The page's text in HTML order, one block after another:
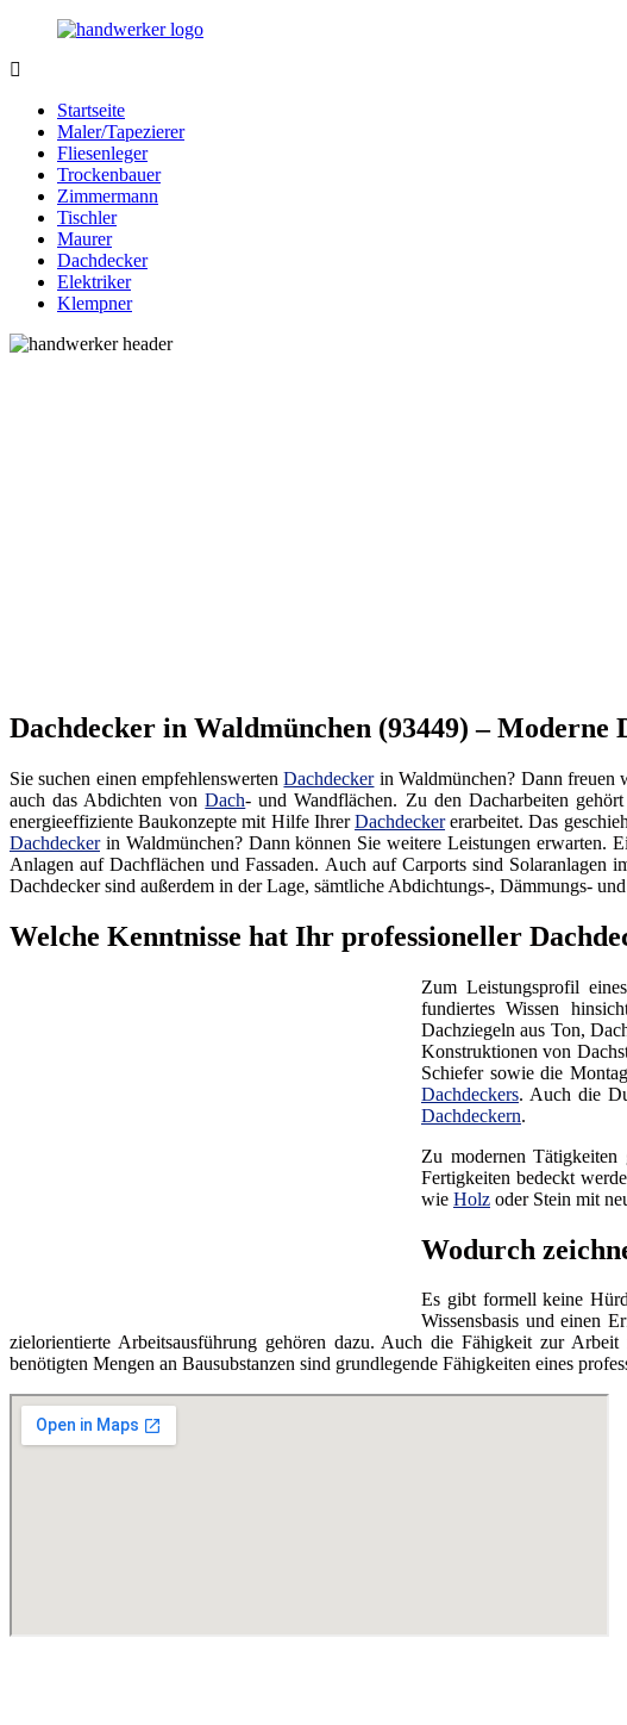
Zurück
Inhalt
Handwerker.de
Ihrer
Nähe
Startseite
Maler/Tapezierer
Fliesenleger
Trockenbauer
Zimmermann
Tischler
Maurer
Dachdecker
Elektriker
Klempner
Dachdecker in Waldmünchen (93449) –
Sie suchen einen empfehlenswertenDachdeckerin Waldmünchen? Dann freuen
auch das Abdichten vonDach- und Wandflächen. Zu den Dacharbeiten
energieeffiziente Baukonzepte mit Hilfe IhrerDachdeckererarbeitet. Das
Dachdeckerin Waldmünchen? Dann können Sie weitere Leistungen erwarten.
Anlagen auf Dachflächen und Fassaden. Auch auf Carports sind
Dachdecker sind außerdem in der Lage, sämtliche Abdichtungs-, Dämmungs-
Welche Kenntnisse hat Ihr professioneller
Zum Leistungsprofil
fundiertes Wissen
Dachziegeln aus Ton,
Konstruktionen von
Schiefer sowie die
Dachdeckers. Auch die
Dachdeckern.
Zu modernen Tätigkeiten
Fertigkeiten bedeckt
wie Holz oder Stein mit
Wodurch
Es gibt formell keine
Wissensbasis und einen
zielorientierte Arbeitsausführung gehören dazu. Auch die Fähigkeit zur
benötigten Mengen an Bausubstanzen sind grundlegende Fähigkeiten eines